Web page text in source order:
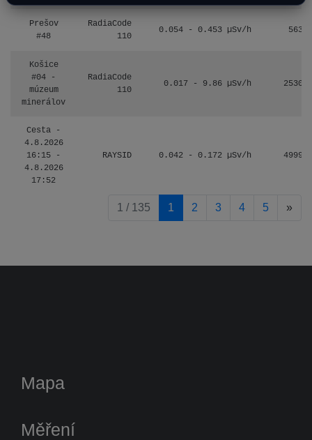
Prešov
#48
RadiaCode
110
0.054 - 0.453 µSv/h 563
Košice
#04 -
múzeum
minerálov
RadiaCode
110
0.017 - 9.86 µSv/h 2530
Cesta -
4.8.2026
16:15 -
4.8.2026
17:52
RAYSID 0.042 - 0.172 µSv/h 4999
1 / 135 1 2 3 4 5 »
Mapa
Měření